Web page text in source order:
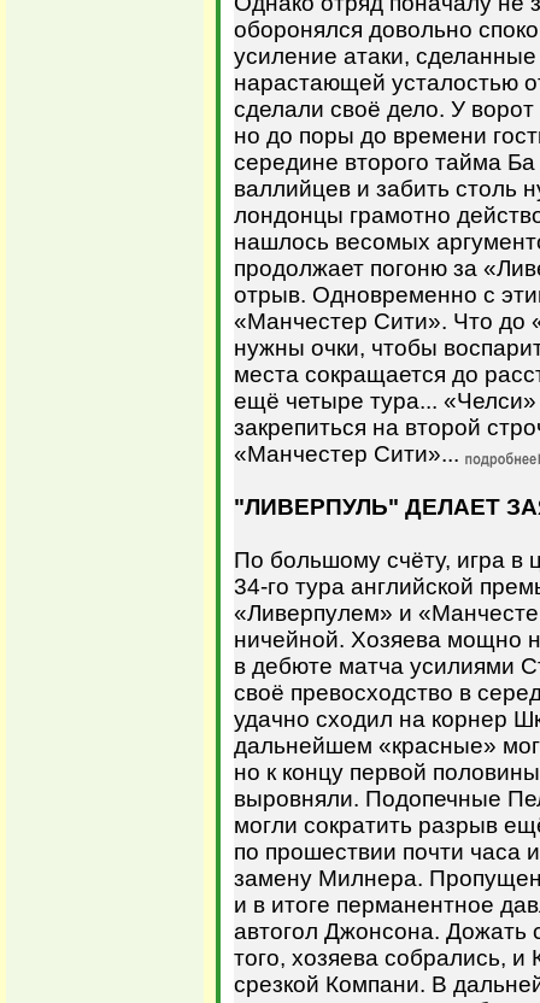
оборонялся довольно
усиление атаки,
нарастающей усталостью
сделали своё дело. У
но до поры до времени
середине второго тайма
валлийцев и забить столь
лондонцы грамотно
нашлось весомых
продолжает погоню за
отрыв. Одновременно с
«Манчестер Сити». Что до
нужны очки, чтобы
места сокращается до
ещё четыре тура...
закрепиться на второй
«Манчестер Сити»...
"ЛИВЕРПУЛЬ" ДЕЛАЕТ
По большому счёту, игра в
34-го тура английской
«Ливерпулем» и
ничейной. Хозяева мощно
в дебюте матча усилиями
своё превосходство в
удачно сходил на корнер
дальнейшем «красные»
но к концу первой
выровняли. Подопечные
могли сократить разрыв
по прошествии почти часа
замену Милнера.
и в итоге перманентное
автогол Джонсона. Дожать
того, хозяева собрались,
срезкой Компани. В